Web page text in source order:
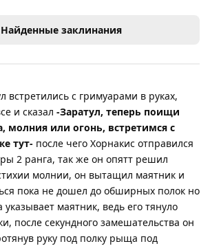
Найденные заклинания
встретились с гримуарами в руках,
и сказал -Заратул, теперь поищи
молния или огонь, встретимся с
тут- после чего Хорнакис отправился
2 ранга, так же он опятт решил
молнии, он вытащил маятник и
пока не дошел до обширных полок но
указывает маятник, ведь его тянуло
после секундного замешательства он
руку под полку рыща под